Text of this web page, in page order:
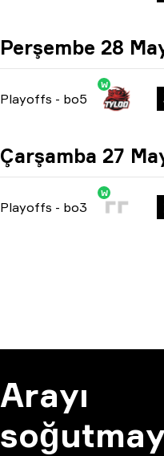
Perşembe 28
Playoffs - bo5
W
Çarşamba 27
Playoffs - bo3
W
Arayı